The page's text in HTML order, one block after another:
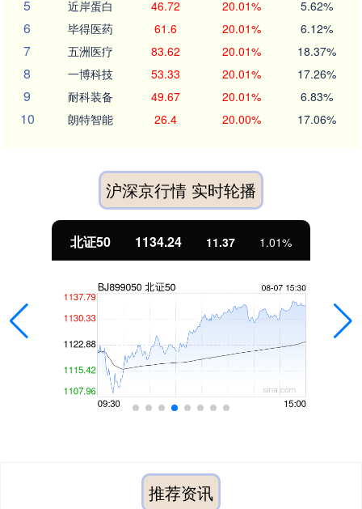
5 近岸蛋白 46.72 20.01% 5.62%
6 毕得医药 61.6 20.01% 6.12%
7 五洲医疗 83.62 20.01% 18.37%
8 一博科技 53.33 20.01% 17.26%
9 耐科装备 49.67 20.01% 6.83%
10 朗特智能 26.4 20.00% 17.06%
沪深京行情 实时轮播
北证50 1134.24 11.37 1.01%
推荐资讯